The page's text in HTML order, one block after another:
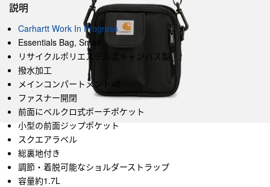
説明
Carhartt Work In Progress
Essentials Bag, Small
リサイクルポリエステル混キャンバス製
撥水加工
メインコンパートメント×2
ファスナー開閉
前面にベルクロ式ポーチポケット
小型の前面ジップポケット
スクエアラベル
総裏地付き
調節・着脱可能なショルダーストラップ
容量約1.7L